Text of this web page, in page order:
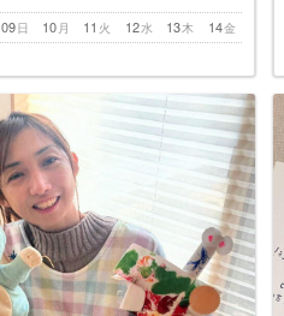
日
09 月
10 火
11 水
12 木
13 金
14